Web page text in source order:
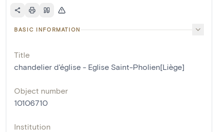
BASIC INFORMATION
Title
chandelier d'église - Eglise Saint-Pholien[Liège]
Object number
10106710
Institution